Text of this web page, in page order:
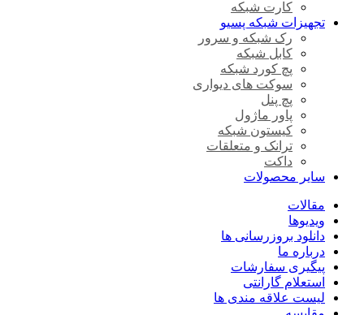
کارت شبکه
تجهیزات شبکه پسیو
رک شبکه و سرور
کابل شبکه
پچ کورد شبکه
سوکت های دیواری
پچ پنل
پاور ماژول
کیستون شبکه
ترانک و متعلقات
داکت
سایر محصولات
مقالات
ویدیوها
دانلود بروزرسانی ها
درباره ما
پیگیری سفارشات
استعلام گارانتی
لیست علاقه مندی ها